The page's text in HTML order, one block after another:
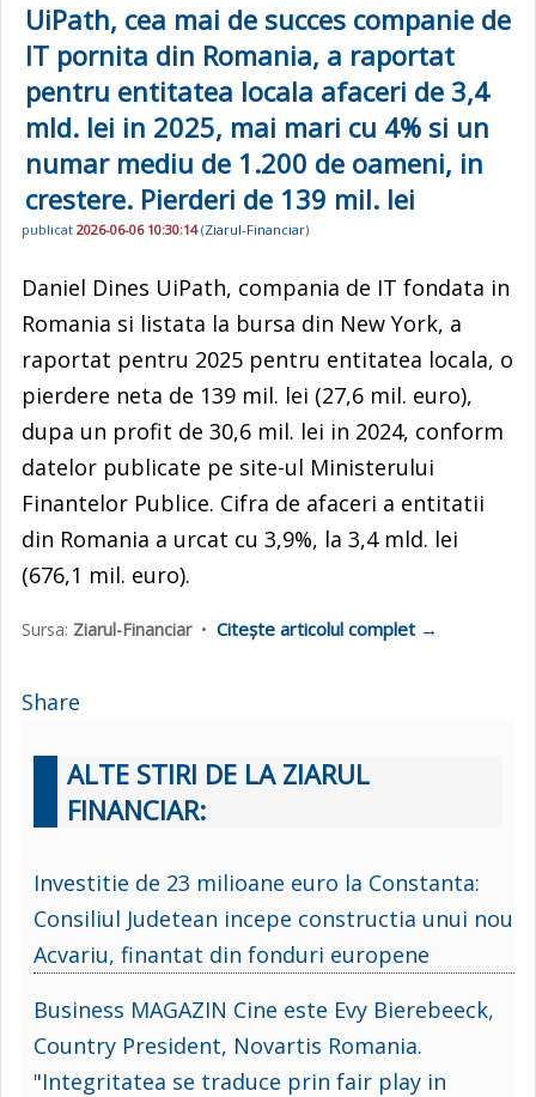
UiPath, cea mai de succes companie de
IT pornita din Romania, a raportat
pentru entitatea locala afaceri de 3,4
mld. lei in 2025, mai mari cu 4% si un
numar mediu de 1.200 de oameni, in
crestere. Pierderi de 139 mil. lei
publicat 2026-06-06 10:30:14(Ziarul-Financiar)
Daniel Dines UiPath, compania de IT fondata in
Romania si listata la bursa din New York, a
raportat pentru 2025 pentru entitatea locala, o
pierdere neta de 139 mil. lei (27,6 mil. euro),
dupa un profit de 30,6 mil. lei in 2024, conform
datelor publicate pe site-ul Ministerului
Finantelor Publice. Cifra de afaceri a entitatii
din Romania a urcat cu 3,9%, la 3,4 mld. lei
(676,1 mil. euro).
Sursa: Ziarul-Financiar• Citește articolul complet →
Share
ALTE STIRI DE LA ZIARUL
FINANCIAR:
Investitie de 23 milioane euro la Constanta:
Consiliul Judetean incepe constructia unui nou
Acvariu, finantat din fonduri europene
Business MAGAZIN Cine este Evy Bierebeeck,
Country President, Novartis Romania.
"Integritatea se traduce prin fair play in